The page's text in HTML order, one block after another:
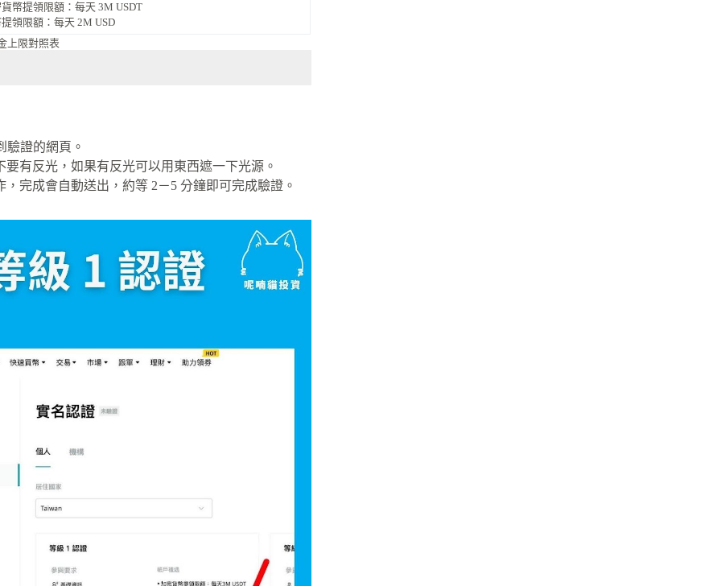
幣提領限額：每天 3M USDT
領限額：每天 2M USD
上限對照表
驗證的網頁。
有反光，如果有反光可以用東西遮一下光源。
完成會自動送出，約等 2－5 分鐘即可完成驗證。